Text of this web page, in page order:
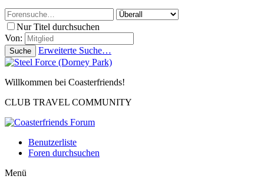
Nur Titel durchsuchen
Von:
Suche Erweiterte Suche…
Willkommen bei Coasterfriends!
CLUB TRAVEL COMMUNITY
Benutzerliste
Foren durchsuchen
Menü